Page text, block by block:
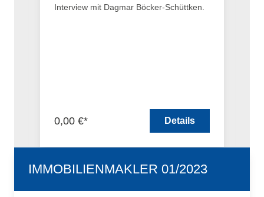
Interview mit Dagmar Böcker-Schüttken.
0,00 €* Details
IMMOBILIENMAKLER 01/2023